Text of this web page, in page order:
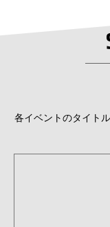
各イベントのタイト